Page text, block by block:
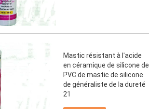
Mastic résistant à l'acide
en céramique de silicone de
PVC de mastic de silicone
de généraliste de la dureté
21